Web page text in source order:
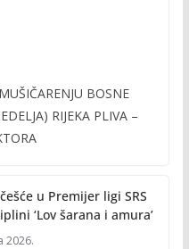
BOSNE
RIJEKA PLIVA –
u Premijer ligi SRS
‘Lov šarana i amura’
2026.